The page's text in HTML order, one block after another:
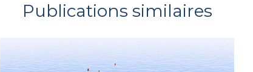
Publications similaires